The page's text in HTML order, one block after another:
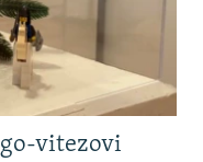
vitezovi